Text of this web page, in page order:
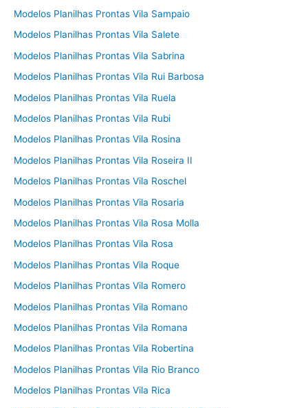
Modelos Planilhas Prontas Vila Sampaio
Modelos Planilhas Prontas Vila Salete
Modelos Planilhas Prontas Vila Sabrina
Modelos Planilhas Prontas Vila Rui Barbosa
Modelos Planilhas Prontas Vila Ruela
Modelos Planilhas Prontas Vila Rubi
Modelos Planilhas Prontas Vila Rosina
Modelos Planilhas Prontas Vila Roseira II
Modelos Planilhas Prontas Vila Roschel
Modelos Planilhas Prontas Vila Rosaria
Modelos Planilhas Prontas Vila Rosa Molla
Modelos Planilhas Prontas Vila Rosa
Modelos Planilhas Prontas Vila Roque
Modelos Planilhas Prontas Vila Romero
Modelos Planilhas Prontas Vila Romano
Modelos Planilhas Prontas Vila Romana
Modelos Planilhas Prontas Vila Robertina
Modelos Planilhas Prontas Vila Rio Branco
Modelos Planilhas Prontas Vila Rica